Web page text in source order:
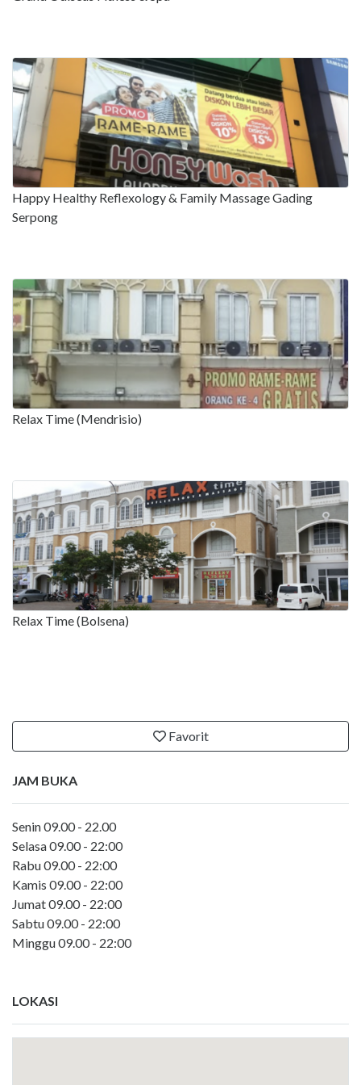
Happy Healthy Reflexology & Family Massage Gading
Serpong
Relax Time (Mendrisio)
Relax Time (Bolsena)
Favorit
JAM BUKA
Senin 09.00 - 22.00
Selasa 09.00 - 22:00
Rabu 09.00 - 22:00
Kamis 09.00 - 22:00
Jumat 09.00 - 22:00
Sabtu 09.00 - 22:00
Minggu 09.00 - 22:00
LOKASI